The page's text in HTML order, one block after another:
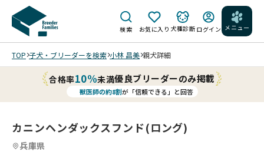
検索 お気に入り 犬種診断 ログイン メニュー
TOP 子犬・ブリーダーを検索 小林 昌美 親犬詳細
合格率10%未満優良ブリーダーのみ掲載
獣医師の約8割が「信頼できる」と回答
カニンヘンダックスフンド(ロング)
兵庫県